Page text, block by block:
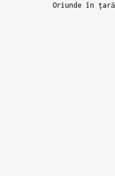
Oriunde în țară